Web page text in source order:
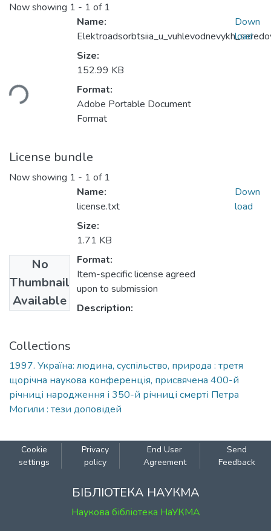
Now showing 1 - 1 of 1
Name:
Size:
152.99 KB
Format:
Adobe Portable Document
Format
Down
load
License bundle
Now showing 1 - 1 of 1
No
Thumbnail
Available
Name:
license.txt
Size:
1.71 KB
Format:
Item-specific license agreed
upon to submission
Description:
Down
load
Collections
1997. Україна: людина, суспільство, природа : третя
щорічна наукова конференція, присвячена 400-й
річниці народження і 350-й річниці смерті Петра
Могили : тези доповідей
Cookie
settings
Privacy
policy
End User
Agreement
Send
Feedback
БІБЛІОТЕКА НАУКМА
Наукова бібліотека НаУКМА